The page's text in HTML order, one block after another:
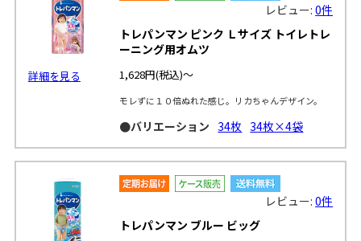
詳細を見る
レビュー:0件
トレパンマン ピンク Ｌサイズ トイレトレ
ーニング用オムツ
1,628円(税込)～
モレずに１０倍ぬれた感じ。リカちゃんデザイン。
●バリエーション 34枚 34枚×4袋
レビュー:0件
トレパンマン ブルー ビッグ